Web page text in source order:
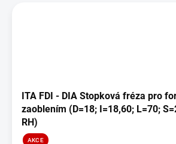
ITA FDI - DIA Stopková fréza pro
zaoblením (D=18; I=18,60; L=70;
RH)
AKCE